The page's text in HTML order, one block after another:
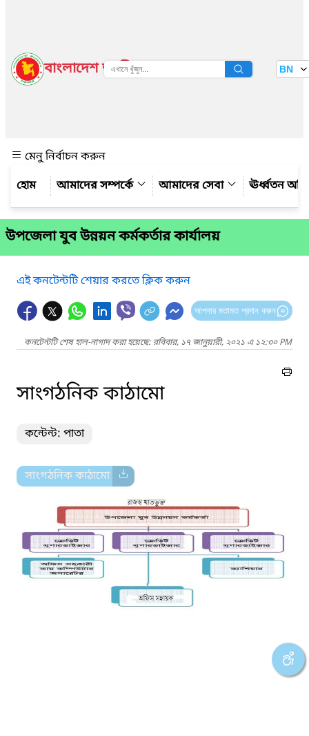
বাংলাদেশ জাতীয় তথ্য বাতায়ন BN
মেনু নির্বাচন করুন
আমাদের সম্পর্কে
আমাদের সেবা ঊর্ধ্বতন
উপজেলা যুব উন্নয়ন কর্মকর্তার কার্যালয়
এই কনটেন্টটি শেয়ার করতে ক্লিক করুন
আপনার মতামত প্রদান করুন
কনটেন্টটি শেষ হাল-নাগাদ করা হয়েছে: রবিবার, ১৭ জানুয়ারী, ২০২১ এ ১২:৩০ PM
সাংগঠনিক কাঠামো
কন্টেন্ট: পাতা
সাংগঠনিক কাঠামো